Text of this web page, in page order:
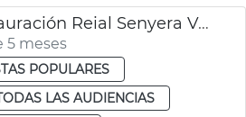
Licitación restauración Reial Senyera València
5 meses
POPULARES
LAS AUDIENCIAS